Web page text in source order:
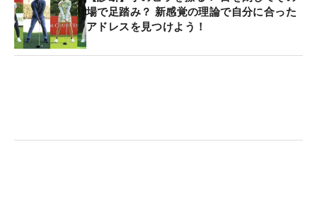
場で足踏み？ 新感覚の理論で自分に合った
アドレスを見つけよう！